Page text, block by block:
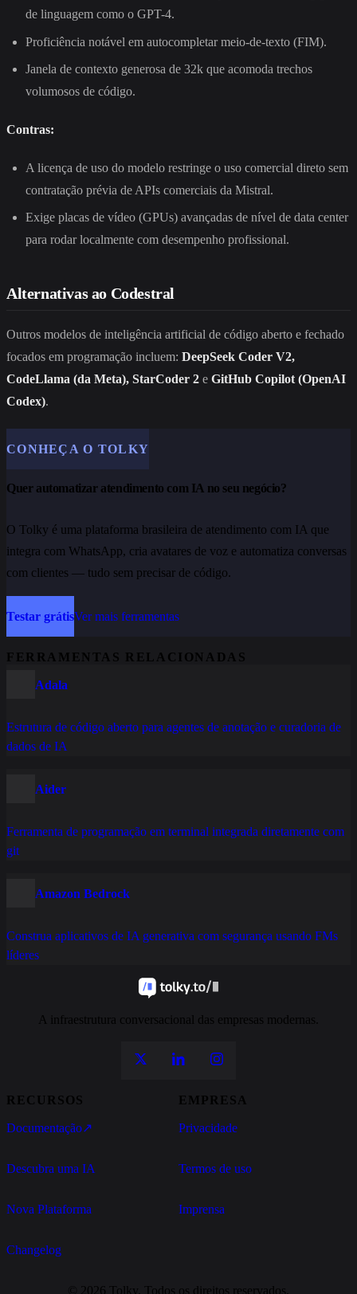
de linguagem como o GPT-4.
Proficiência notável em autocompletar meio-de-texto (FIM).
Janela de contexto generosa de 32k que acomoda trechos
volumosos de código.
Contras:
A licença de uso do modelo restringe o uso comercial direto sem
contratação prévia de APIs comerciais da Mistral.
Exige placas de vídeo (GPUs) avançadas de nível de data center
para rodar localmente com desempenho profissional.
Alternativas ao Codestral
Outros modelos de inteligência artificial de código aberto e fechado
focados em programação incluem: DeepSeek Coder V2,
CodeLlama (da Meta), StarCoder 2 e GitHub Copilot (OpenAI
Codex).
CONHEÇA O TOLKY
Quer automatizar atendimento com IA no seu negócio?
O Tolky é uma plataforma brasileira de atendimento com IA que
integra com WhatsApp, cria avatares de voz e automatiza conversas
com clientes — tudo sem precisar de código.
Testar grátisVer mais ferramentas
FERRAMENTAS RELACIONADAS
Adala
Estrutura de código aberto para agentes de anotação e curadoria de
dados de IA
Aider
Ferramenta de programação em terminal integrada diretamente com
git
Amazon Bedrock
Construa aplicativos de IA generativa com segurança usando FMs
líderes
A infraestrutura conversacional das empresas modernas.
RECURSOS
Documentação↗
Descubra uma IA
Nova Plataforma
Changelog
EMPRESA
Privacidade
Termos de uso
Imprensa
© 2026 Tolky. Todos os direitos reservados.